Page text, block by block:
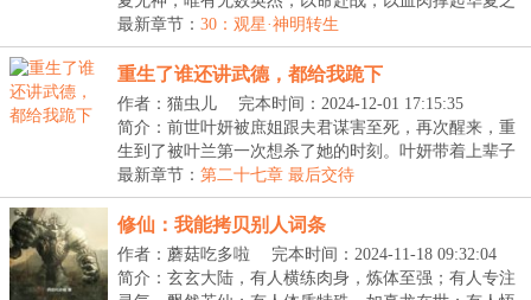
天...
最新章节： 30：观星·神明转生
重生了谁还讲武德，都给我跪下
作者：猫虫儿
完本时间：2024-12-01 17:15:35
简介：前世叶妍被庶姐跟夫君谋害至死，再次醒来，重
生到了被叶兰第一次想杀了她的时刻。叶妍带着上辈子
的...
最新章节： 第二十七章 最后交待
修仙：我能拷贝别人词条
作者：蘑菇吃多啦
完本时间：2024-11-18 09:32:04
简介：玄玄大陆，有人横练肉身，炼体至强；有人专注